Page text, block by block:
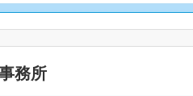
務所